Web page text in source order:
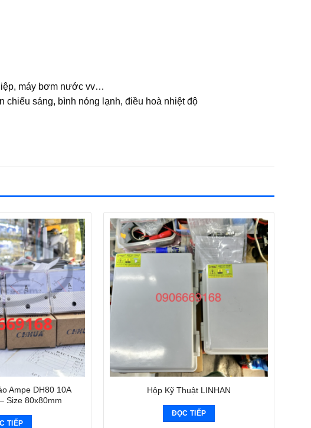
máy bơm nước vv…
sáng, bình nóng lạnh, điều hoà nhiệt độ
Ampe DH80 10A
Size 80x80mm
TIẾP
Hộp Kỹ Thuật LINHAN
ĐỌC TIẾP